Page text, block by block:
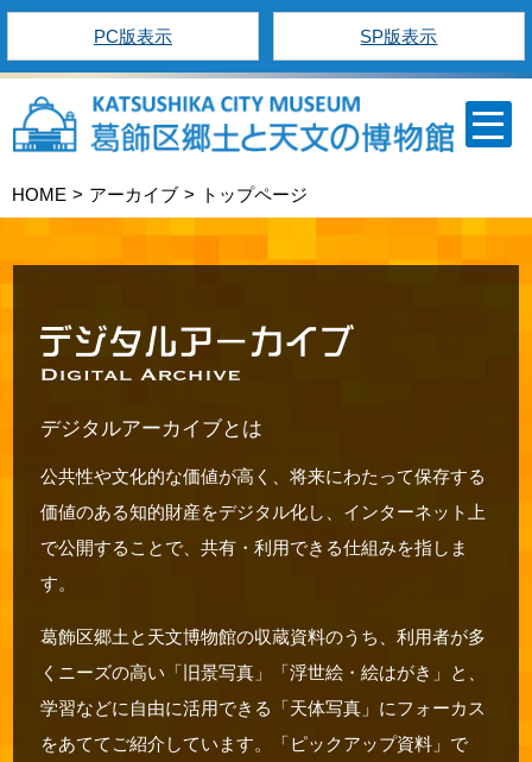
PC版表示 SP版表示
HOME アーカイブ トップページ
デジタルアーカイブとは
公共性や文化的な価値が高く、将来にわたって保存する
価値のある知的財産をデジタル化し、インターネット上
で公開することで、共有・利用できる仕組みを指しま
す。
葛飾区郷土と天文博物館の収蔵資料のうち、利用者が多
くニーズの高い「旧景写真」「浮世絵・絵はがき」と、
学習などに自由に活用できる「天体写真」にフォーカス
をあててご紹介しています。「ピックアップ資料」で